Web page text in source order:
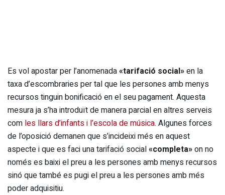
Es vol apostar per l’anomenada«tarifació social»en la
taxa d’escombraries per tal que les persones amb menys
recursos tinguin bonificació en el seu pagament. Aquesta
mesura ja s’ha introduït de manera parcial en altres serveis
com les llars d’infants i l’escola de música. Algunes forces
de l’oposició demanen que s’incideixi més en aquest
aspecte i que es faci una tarifació social«completa»on no
només es baixi el preu a les persones amb menys recursos
sinó que també es pugi el preu a les persones amb més
poder adquisitiu.